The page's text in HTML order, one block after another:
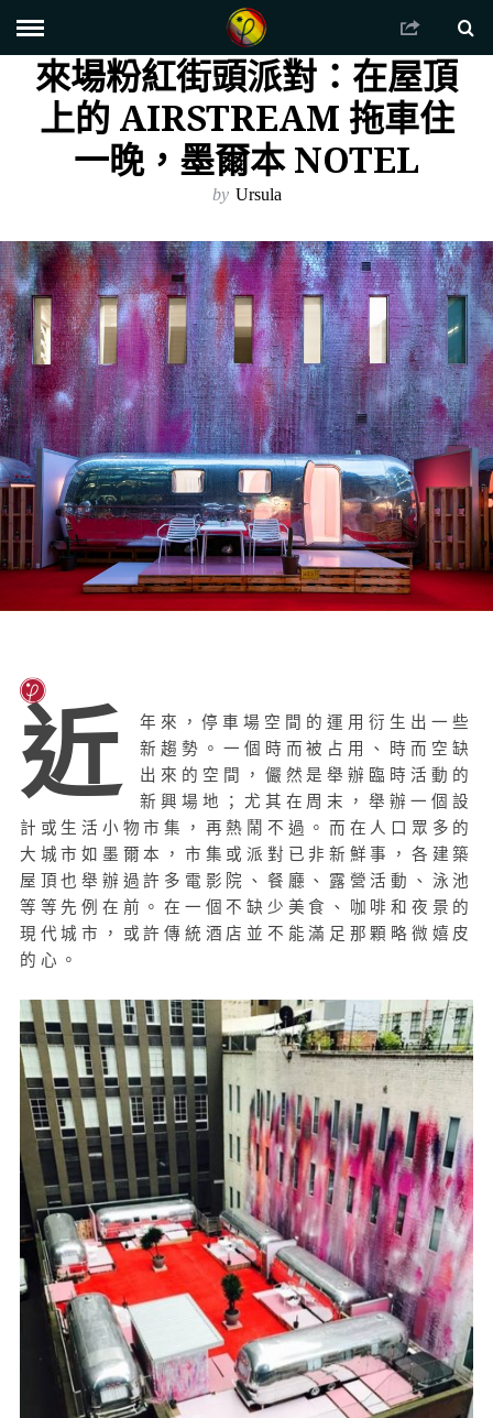
來場粉紅街頭派對：在屋頂
上的 AIRSTREAM 拖車住
一晚，墨爾本 NOTEL
by Ursula
近
年來，停車場空間的運用衍生出一些
新趨勢。一個時而被占用、時而空缺
出來的空間，儼然是舉辦臨時活動的
新興場地；尤其在周末，舉辦一個設
計或生活小物市集，再熱鬧不過。而在人口眾多的
大城市如墨爾本，市集或派對已非新鮮事，各建築
屋頂也舉辦過許多電影院、餐廳、露營活動、泳池
等等先例在前。在一個不缺少美食、咖啡和夜景的
現代城市，或許傳統酒店並不能滿足那顆略微嬉皮
的心。